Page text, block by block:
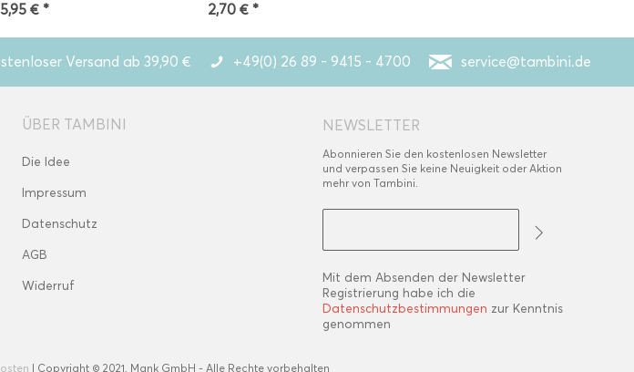
5,95 € * 2,70 € *
Versand ab 39,90 € +49(0) 26 89 - 9415 - 4700 service@tambini.de
ÜBER TAMBINI
Die Idee
Impressum
Datenschutz
AGB
Widerruf
NEWSLETTER
Abonnieren Sie den kostenlosen Newsletter
und verpassen Sie keine Neuigkeit oder Aktion
mehr von Tambini.
Mit dem Absenden der Newsletter
Registrierung habe ich die
Datenschutzbestimmungen zur Kenntnis
genommen
| Copyright © 2021, Mank GmbH - Alle Rechte vorbehalten